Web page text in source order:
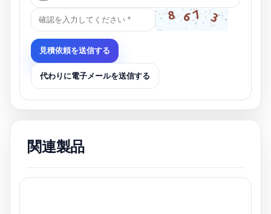
見積依頼を送信する
代わりに電子メールを送信する
関連製品